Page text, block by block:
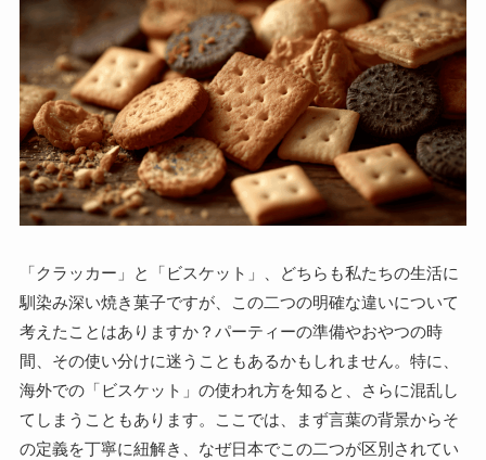
「クラッカー」と「ビスケット」、どちらも私たちの生活に
馴染み深い焼き菓子ですが、この二つの明確な違いについて
考えたことはありますか？パーティーの準備やおやつの時
間、その使い分けに迷うこともあるかもしれません。特に、
海外での「ビスケット」の使われ方を知ると、さらに混乱し
てしまうこともあります。ここでは、まず言葉の背景からそ
の定義を丁寧に紐解き、なぜ日本でこの二つが区別されてい